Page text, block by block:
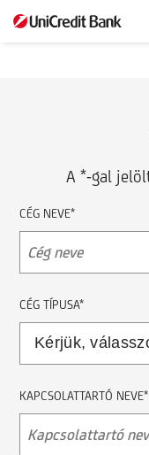
Céges
termék
A *-gal
CÉG NEVE*
CÉG TÍPUSA*
KAPCSOLATTARTÓ NEVE*